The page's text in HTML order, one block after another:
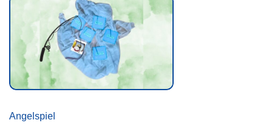
STUNDEN
ZUM
STARTEN
Angelspiel